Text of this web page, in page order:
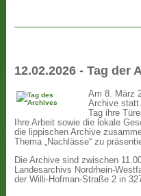
12.02.2026 - Tag der
Am 8. März
Archive
Tag ihre
Ihre Arbeit sowie die lokale
die lippischen Archive
Thema „Nachlässe“ zu
Die Archive sind zwischen
Landesarchivs Nordrhein-
der Willi-Hofman-Straße 2 in